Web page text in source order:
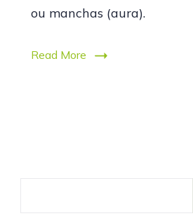
ou manchas (aura).
Read More